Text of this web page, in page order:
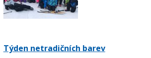
Týden netradičních barev